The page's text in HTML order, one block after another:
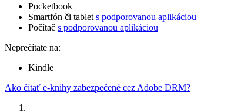
Pocketbook
Smartfón či tablet s podporovanou aplikáciou
Počítač s podporovanou aplikáciou
Neprečítate na:
Kindle
Ako čítať e-knihy zabezpečené cez Adobe DRM?